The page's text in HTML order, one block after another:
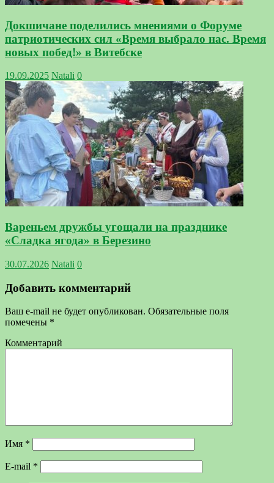
Докшичане поделились мнениями о Форуме
патриотических сил «Время выбрало нас. Время
новых побед!» в Витебске
19.09.2025 Natali 0
Вареньем дружбы угощали на празднике
«Сладка ягода» в Березино
30.07.2026 Natali 0
Добавить комментарий
Ваш e-mail не будет опубликован. Обязательные поля
помечены *
Комментарий
Имя *
E-mail *